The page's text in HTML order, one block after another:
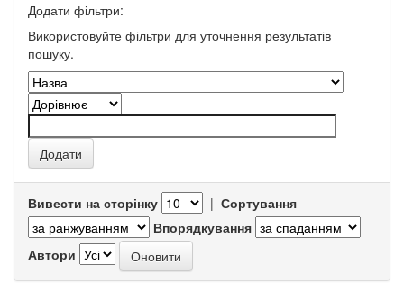
Додати фільтри:
Використовуйте фільтри для уточнення результатів
пошуку.
Вивести на сторінку | Сортування
Впорядкування
Автори